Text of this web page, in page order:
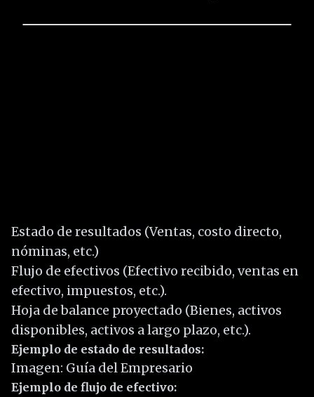
Estado de resultados (Ventas, costo directo,
nóminas, etc.)
Flujo de efectivos (Efectivo recibido, ventas en
efectivo, impuestos, etc.).
Hoja de balance proyectado (Bienes, activos
disponibles, activos a largo plazo, etc.).
Ejemplo de estado de resultados:
Imagen: Guía del Empresario
Ejemplo de flujo de efectivo: